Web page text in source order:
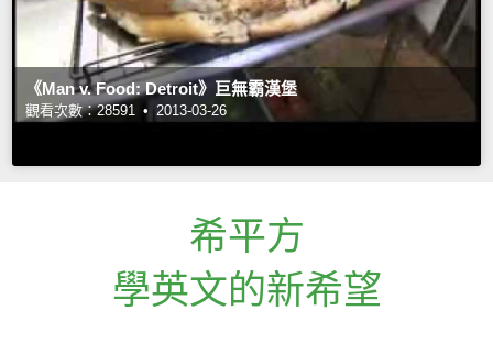
《Man v. Food: Detroit》巨無霸漢堡
觀看次數：28591 • 2013-03-26
希平方
學英文的新希望